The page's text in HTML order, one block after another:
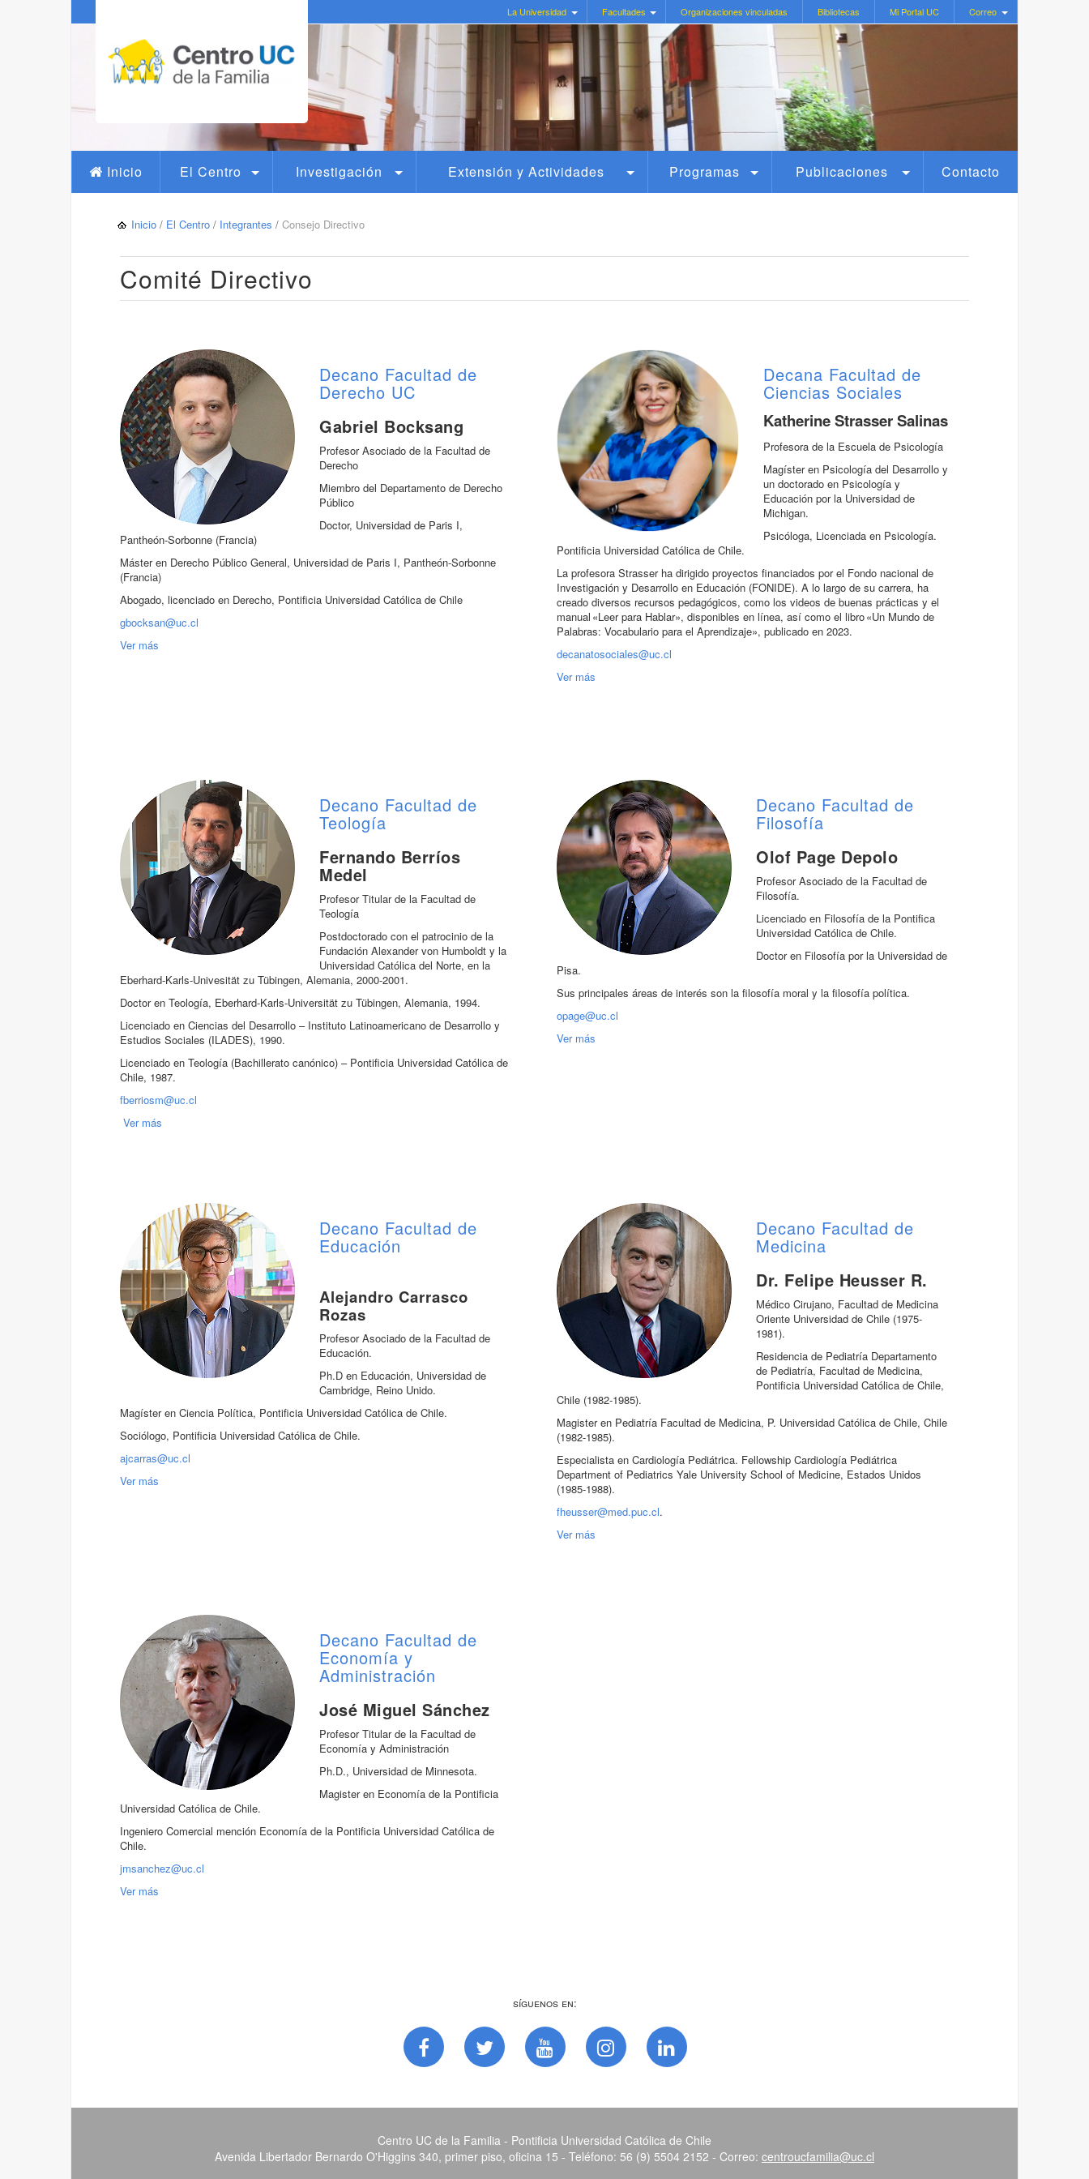
La Universidad Facultades Organizaciones vinculadas Bibliotecas Mi Portal UC Correo
Inicio El Centro Investigación Extensión y Actividades Programas Publicaciones Contacto
Inicio / El Centro / Integrantes / Consejo Directivo
Comité Directivo
Decano Facultad de
Derecho UC
Gabriel Bocksang
Profesor Asociado de la Facultad de
Derecho
Miembro del Departamento de Derecho
Público
Doctor, Universidad de Paris I,
Pantheón-Sorbonne (Francia)
Máster en Derecho Público General, Universidad de Paris I, Pantheón-Sorbonne
(Francia)
Abogado, licenciado en Derecho, Pontificia Universidad Católica de Chile
gbocksan@uc.cl
Ver más
Decana Facultad de
Ciencias Sociales
Katherine Strasser Salinas
Profesora de la Escuela de Psicología
Magíster en Psicología del Desarrollo y
un doctorado en Psicología y
Educación por la Universidad de
Michigan.
Psicóloga, Licenciada en Psicología.
Pontificia Universidad Católica de Chile.
La profesora Strasser ha dirigido proyectos financiados por el Fondo nacional de
Investigación y Desarrollo en Educación (FONIDE). A lo largo de su carrera, ha
creado diversos recursos pedagógicos, como los videos de buenas prácticas y el
manual «Leer para Hablar», disponibles en línea, así como el libro «Un Mundo de
Palabras: Vocabulario para el Aprendizaje», publicado en 2023.
decanatosociales@uc.cl
Ver más
Decano Facultad de
Teología
Fernando Berríos
Medel
Profesor Titular de la Facultad de
Teología
Postdoctorado con el patrocinio de la
Fundación Alexander von Humboldt y la
Universidad Católica del Norte, en la
Eberhard-Karls-Univesität zu Tübingen, Alemania, 2000-2001.
Doctor en Teología, Eberhard-Karls-Universität zu Tübingen, Alemania, 1994.
Licenciado en Ciencias del Desarrollo – Instituto Latinoamericano de Desarrollo y
Estudios Sociales (ILADES), 1990.
Licenciado en Teología (Bachillerato canónico) – Pontificia Universidad Católica de
Chile, 1987.
fberriosm@uc.cl
Ver más
Decano Facultad de
Filosofía
Olof Page Depolo
Profesor Asociado de la Facultad de
Filosofía.
Licenciado en Filosofía de la Pontifica
Universidad Católica de Chile.
Doctor en Filosofía por la Universidad de
Pisa.
Sus principales áreas de interés son la filosofía moral y la filosofía política.
opage@uc.cl
Ver más
Decano Facultad de
Educación
Alejandro Carrasco
Rozas
Profesor Asociado de la Facultad de
Educación.
Ph.D en Educación, Universidad de
Cambridge, Reino Unido.
Magíster en Ciencia Política, Pontificia Universidad Católica de Chile.
Sociólogo, Pontificia Universidad Católica de Chile.
ajcarras@uc.cl
Ver más
Decano Facultad de
Medicina
Dr. Felipe Heusser R.
Médico Cirujano, Facultad de Medicina
Oriente Universidad de Chile (1975-
1981).
Residencia de Pediatría Departamento
de Pediatría, Facultad de Medicina,
Pontificia Universidad Católica de Chile,
Chile (1982-1985).
Magister en Pediatría Facultad de Medicina, P. Universidad Católica de Chile, Chile
(1982-1985).
Especialista en Cardiología Pediátrica. Fellowship Cardiología Pediátrica
Department of Pediatrics Yale University School of Medicine, Estados Unidos
(1985-1988).
fheusser@med.puc.cl.
Ver más
Decano Facultad de
Economía y
Administración
José Miguel Sánchez
Profesor Titular de la Facultad de
Economía y Administración
Ph.D., Universidad de Minnesota.
Magister en Economía de la Pontificia
Universidad Católica de Chile.
Ingeniero Comercial mención Economía de la Pontificia Universidad Católica de
Chile.
jmsanchez@uc.cl
Ver más
Síguenos en:
Centro UC de la Familia - Pontificia Universidad Católica de Chile
Avenida Libertador Bernardo O'Higgins 340, primer piso, oficina 15 - Teléfono: 56 (9) 5504 2152 - Correo: centroucfamilia@uc.cl